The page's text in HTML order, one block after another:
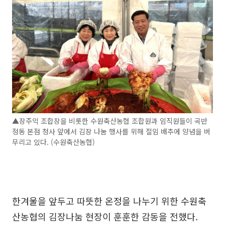
▲장주익 조합장을 비롯한 수원축산농협 조합원과 임직원들이 곡반
정동 본점 청사 앞에서 김장 나눔 행사를 위해 절임 배추에 양념을 버
무리고 있다. (수원축산농협)
한겨울을 앞두고 따뜻한 온정을 나누기 위한 수원축
산농협의 김장나눔 현장이 훈훈한 감동을 전했다.